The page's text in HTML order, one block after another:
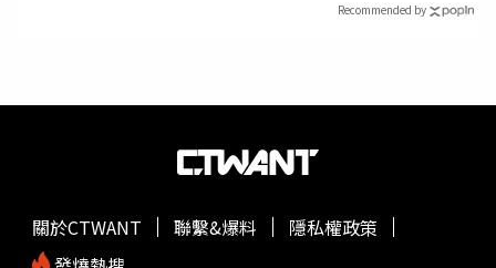
Recommended by
關於CTWANT 聯繫&爆料
隱私權政策